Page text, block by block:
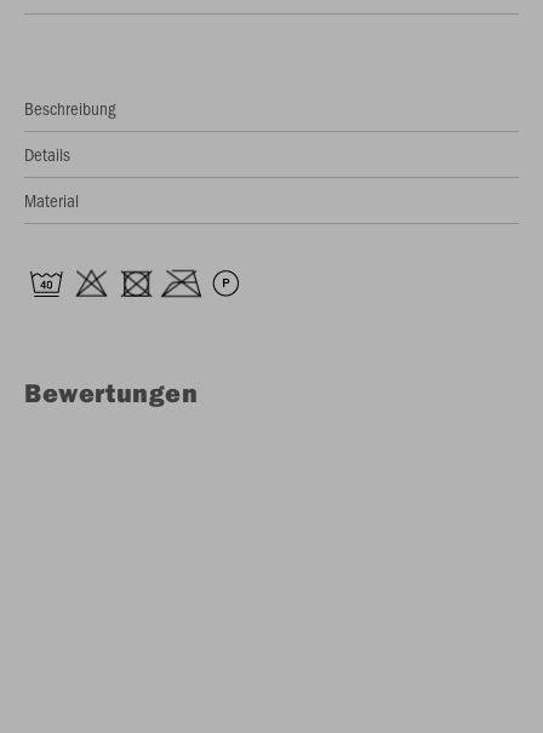
Beschreibung
Details
Material
Bewertungen